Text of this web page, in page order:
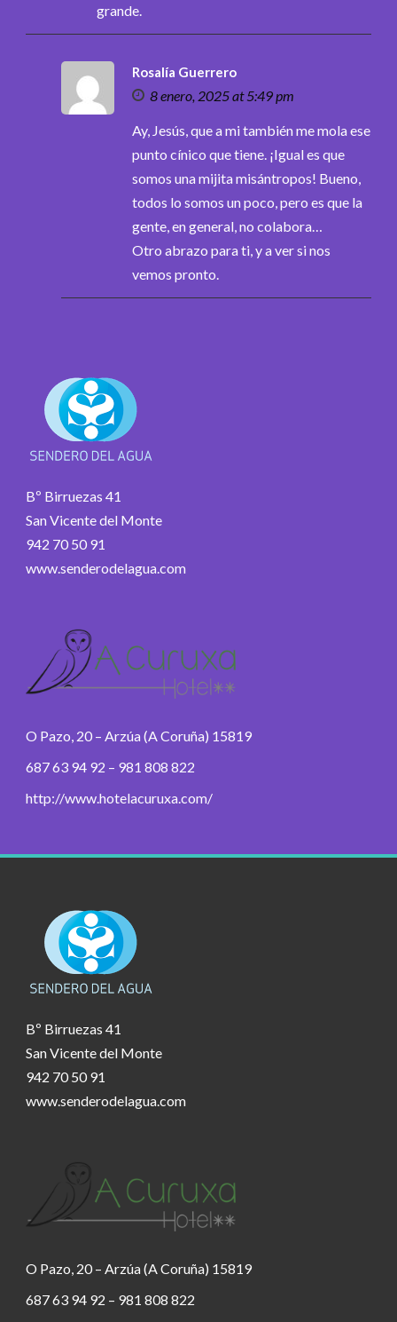
grande.
Rosalía Guerrero
8 enero, 2025 at 5:49 pm
Ay, Jesús, que a mi también me mola ese
punto cínico que tiene. ¡Igual es que
somos una mijita misántropos! Bueno,
todos lo somos un poco, pero es que la
gente, en general, no colabora…
Otro abrazo para ti, y a ver si nos
vemos pronto.
Bº Birruezas 41
San Vicente del Monte
942 70 50 91
www.senderodelagua.com
O Pazo, 20 – Arzúa (A Coruña) 15819
687 63 94 92 – 981 808 822
http://www.hotelacuruxa.com/
Bº Birruezas 41
San Vicente del Monte
942 70 50 91
www.senderodelagua.com
O Pazo, 20 – Arzúa (A Coruña) 15819
687 63 94 92 – 981 808 822